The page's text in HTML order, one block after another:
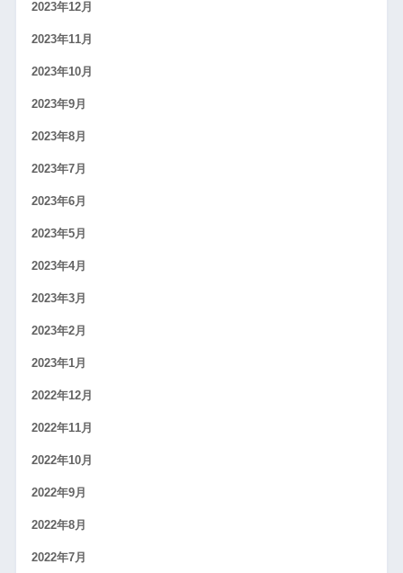
2023年12月
2023年11月
2023年10月
2023年9月
2023年8月
2023年7月
2023年6月
2023年5月
2023年4月
2023年3月
2023年2月
2023年1月
2022年12月
2022年11月
2022年10月
2022年9月
2022年8月
2022年7月